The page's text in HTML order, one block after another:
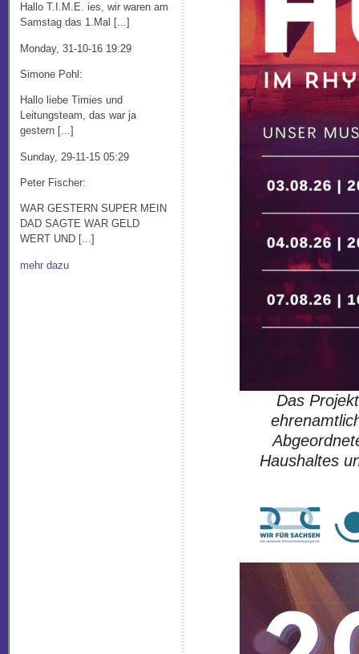
Hallo T.I.M.E. ies, wir waren am
Samstag das 1.Mal [...]
Monday, 31-10-16 19:29
Simone Pohl:
Hallo liebe Timies und
Leitungsteam, das war ja
gestern [...]
Sunday, 29-11-15 05:29
Peter Fischer:
WAR GESTERN SUPER MEIN
DAD SAGTE WAR GELD
WERT UND [...]
mehr dazu
Das
Haushaltes